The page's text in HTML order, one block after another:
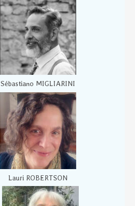
Sébastiano MIGLIARINI
Lauri ROBERTSON